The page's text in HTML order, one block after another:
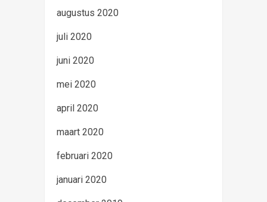
augustus 2020
juli 2020
juni 2020
mei 2020
april 2020
maart 2020
februari 2020
januari 2020